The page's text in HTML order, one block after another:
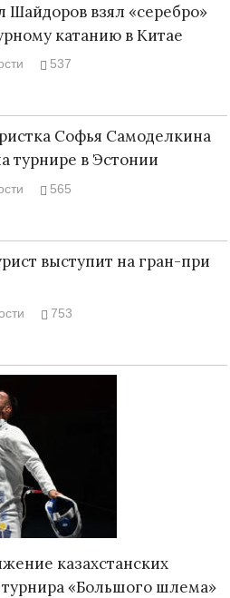
Шайдоров взял «серебро»
катанию в Китае
537
Софья Самоделкина
турнире в Эстонии
565
выступит на гран-при
753
казахстанских
«Большого шлема»